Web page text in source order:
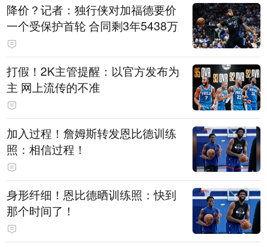
降价？记者：独行侠对加福德要价
一个受保护首轮 合同剩3年5438万
打假！2K主管提醒：以官方发布为
主 网上流传的不准
加入过程！詹姆斯转发恩比德训练
照：相信过程！
身形纤细！恩比德晒训练照：快到
那个时间了！